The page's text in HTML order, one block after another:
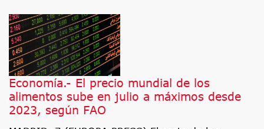
Economía.- El precio mundial de los
alimentos sube en julio a máximos desde
2023, según FAO